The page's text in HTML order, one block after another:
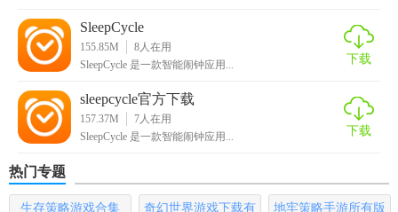
的睡眠情况，并查看详细的睡眠报告。
5. 调整设置：根据个人需求调整应用的灵敏度、音量等设
置，以获得最佳的体验效果。
Sleepcycle免费版推荐
Sleep Cycle 免费版是一款非常实用的智能闹钟应用，它通过
SleepCycle
155.85M 8人在用
SleepCycle 是一款智能闹钟应用...
下载
sleepcycle官方下载
157.37M 7人在用
SleepCycle 是一款智能闹钟应用...
下载
热门专题
生存策略游戏合集
奇幻世界游戏下载有
地牢策略手游所有版